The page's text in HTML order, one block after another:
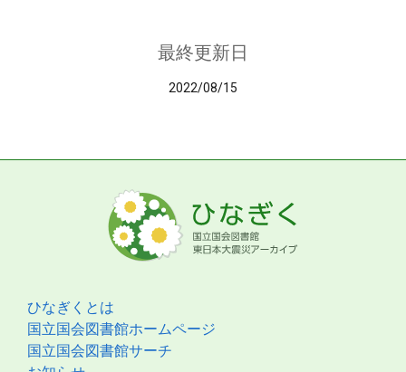
最終更新日
2022/08/15
ひなぎくとは
国立国会図書館ホームページ
国立国会図書館サーチ